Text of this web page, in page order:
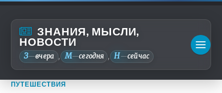
ЗНАНИЯ, МЫСЛИ,
НОВОСТИ
З—вчера , М—сегодня , Н—сейчас
ПУТЕШЕСТВИЯ